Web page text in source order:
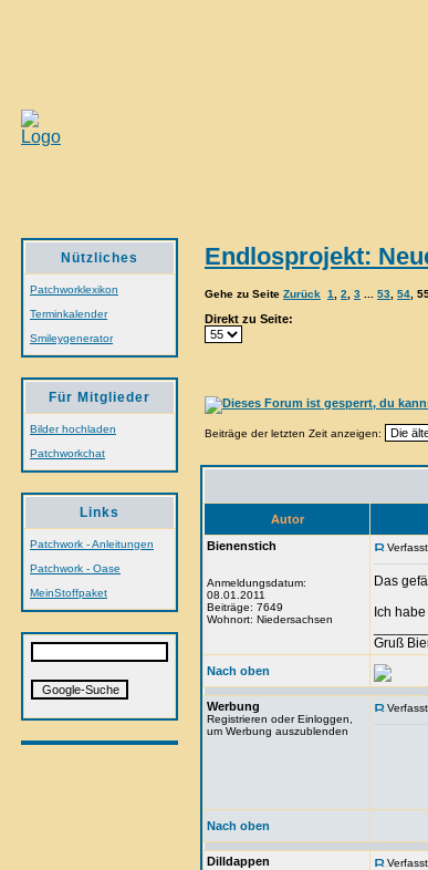
Nützliches
Patchworklexikon
Terminkalender
Smileygenerator
Für Mitglieder
Bilder hochladen
Patchworkchat
Links
Patchwork - Anleitungen
Patchwork - Oase
MeinStoffpaket
Endlosprojekt:
Gehe zu Seite Zurück 1 2 3 53 54
Direkt zu Seite:
Beiträge der letzten Zeit anzeigen:
Autor
Bienenstich
Anmeldungsdatum:
08.01.2011
Beiträge: 7649
Wohnort: Niedersachsen
Das
Ich
Gruß
Nach oben
Werbung
Registrieren oder Einloggen,
um Werbung auszublenden
Nach oben
Dilldappen